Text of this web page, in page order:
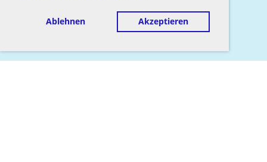
Ablehnen Akzeptieren